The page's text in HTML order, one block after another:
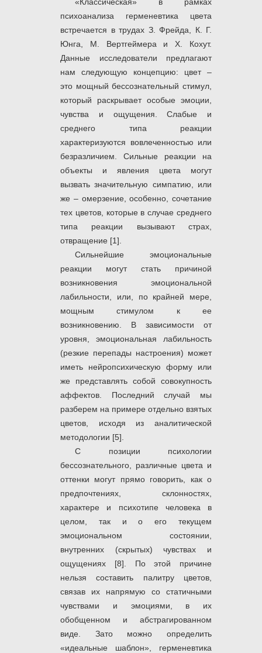
психоанализа герменевтика цвета
встречается в трудах З. Фрейда, К. Г.
Юнга, М. Вертгеймера и Х. Кохут.
Данные исследователи предлагают
нам следующую концепцию: цвет –
это мощный бессознательный стимул,
который раскрывает особые эмоции,
чувства и ощущения. Слабые и
среднего типа реакции
характеризуются вовлеченностью или
безразличием. Сильные реакции на
объекты и явления цвета могут
вызвать значительную симпатию, или
же – омерзение, особенно, сочетание
тех цветов, которые в случае среднего
типа реакции вызывают страх,
отвращение [1].
Сильнейшие эмоциональные
реакции могут стать причиной
возникновения эмоциональной
лабильности, или, по крайней мере,
мощным стимулом к ее
возникновению. В зависимости от
уровня, эмоциональная лабильность
(резкие перепады настроения) может
иметь нейропсихическую форму или
же представлять собой совокупность
аффектов. Последний случай мы
разберем на примере отдельно взятых
цветов, исходя из аналитической
методологии [5].
С позиции психологии
бессознательного, различные цвета и
оттенки могут прямо говорить, как о
предпочтениях, склонностях,
характере и психотипе человека в
целом, так и о его текущем
эмоциональном состоянии,
внутренних (скрытых) чувствах и
ощущениях [8]. По этой причине
нельзя составить палитру цветов,
связав их напрямую со статичными
чувствами и эмоциями, в их
обобщенном и абстрагированном
виде. Зато можно определить
«идеальные шаблон», герменевтика